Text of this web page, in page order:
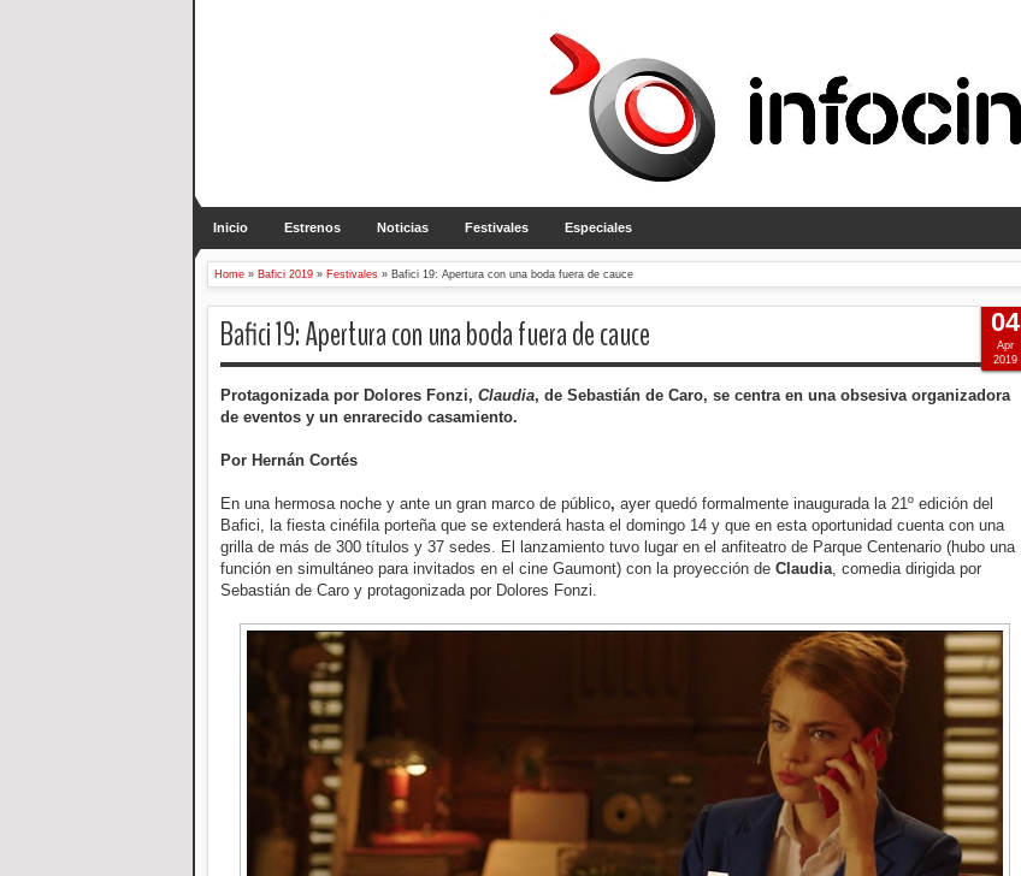
Inicio Estrenos Noticias Festivales Especiales
Home » Bafici 2019 » Festivales » Bafici 19: Apertura con una boda fuera de cauce
Bafici 19: Apertura con una boda fuera de cauce
Protagonizada por Dolores Fonzi, Claudia, de Sebastián de Caro, se centra en una obsesiva organizadora
de eventos y un enrarecido casamiento.
Por Hernán Cortés
En una hermosa noche y ante un gran marco de público, ayer quedó formalmente inaugurada la 21º edición del
Bafici, la fiesta cinéfila porteña que se extenderá hasta el domingo 14 y que en esta oportunidad cuenta con una
grilla de más de 300 títulos y 37 sedes. El lanzamiento tuvo lugar en el anfiteatro de Parque Centenario (hubo una
función en simultáneo para invitados en el cine Gaumont) con la proyección de Claudia, comedia dirigida por
Sebastián de Caro y protagonizada por Dolores Fonzi.
04
Apr
2019